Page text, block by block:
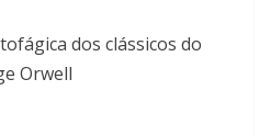
dos clássicos do
Orwell